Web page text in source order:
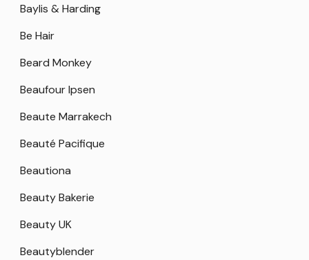
Baylis & Harding
Be Hair
Beard Monkey
Beaufour Ipsen
Beaute Marrakech
Beauté Pacifique
Beautiona
Beauty Bakerie
Beauty UK
Beautyblender